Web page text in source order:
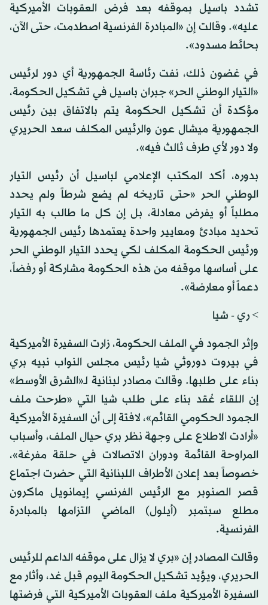
تشدد باسيل بموقفه بعد فرض العقوبات الأميركية
عليه». وقالت إن «المبادرة الفرنسية اصطدمت، حتى الآن،
بحائط مسدود».
في غضون ذلك، نفت رئاسة الجمهورية أي دور لرئيس
«التيار الوطني الحر» جبران باسيل في تشكيل الحكومة،
مؤكدة أن تشكيل الحكومة يتم بالاتفاق بين رئيس
الجمهورية ميشال عون والرئيس المكلف سعد الحريري
ولا دور لأي طرف ثالث فيه».
بدوره، أكد المكتب الإعلامي لباسيل أن رئيس التيار
الوطني الحر «حتى تاريخه لم يضع شرطاً ولم يحدد
مطلباً أو يفرض معادلة، بل إن كل ما طالب به التيار
تحديد مبادئ ومعايير واحدة يعتمدها رئيس الجمهورية
ورئيس الحكومة المكلف لكي يحدد التيار الوطني الحر
‏على أساسها موقفه من هذه الحكومة مشاركة أو رفضاً،
دعماً أو معارضة».
> ري - شيا
وإثر الجمود في الملف الحكومة، زارت السفيرة الأميركية
في بيروت دوروثي شيا رئيس مجلس النواب نبيه بري
بناء على طلبها. وقالت مصادر لبنانية لـ«الشرق الأوسط»
إن اللقاء عُقد بناء على طلب شيا التي «طرحت ملف
الجمود الحكومي القائم»، لافتة إلى أن السفيرة الأميركية
«أرادت الاطلاع على وجهة نظر بري حيال الملف، وأسباب
المراوحة القائمة ودوران الاتصالات في حلقة مفرغة»،
خصوصاً بعد إعلان الأطراف اللبنانية التي حضرت اجتماع
قصر الصنوبر مع الرئيس الفرنسي إيمانويل ماكرون
مطلع سبتمبر (أيلول) الماضي التزامها بالمبادرة
الفرنسية.
وقالت المصادر إن «بري لا يزال على موقفه الداعم للرئيس
الحريري، ويؤيد تشكيل الحكومة اليوم قبل غد، وأثار مع
السفيرة الأميركية ملف العقوبات الأميركية التي فرضتها